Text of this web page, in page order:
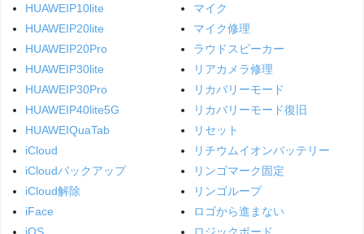
HUAWEIP10lite
HUAWEIP20lite
HUAWEIP20Pro
HUAWEIP30lite
HUAWEIP30Pro
HUAWEIP40lite5G
HUAWEIQuaTab
iCloud
iCloudバックアップ
iCloud解除
iFace
iOS
マイク
マイク修理
ラウドスピーカー
リアカメラ修理
リカバリーモード
リカバリーモード復旧
リセット
リチウムイオンバッテリー
リンゴマーク固定
リンゴループ
ロゴから進まない
ロジックボード